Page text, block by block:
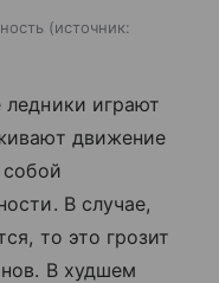
источник:
играют
движение
В случае,
то это грозит
В худшем